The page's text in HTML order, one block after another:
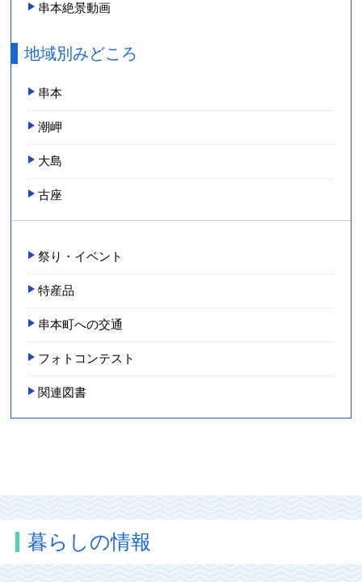
串本絶景動画
地域別みどころ
串本
潮岬
大島
古座
祭り・イベント
特産品
串本町への交通
フォトコンテスト
関連図書
暮らしの情報